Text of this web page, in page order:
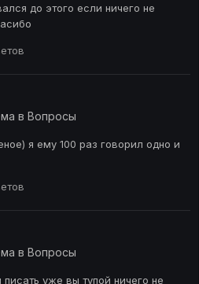
до этого если ничего не
в Вопросы
я ему 100 раз говорил одно и
в Вопросы
уже вы тупой ничего не